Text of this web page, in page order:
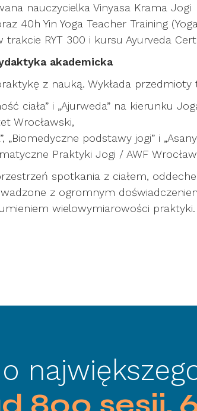
nauczycielka Vinyasa Krama Jogi
40h Yin Yoga Teacher Training
trakcie RYT 300 i kursu Ayurveda
akademicka
z nauką. Wykłada przedmioty
ciała” i „Ajurweda” na kierunku
Wrocławski,
„Biomedyczne podstawy jogi” i
Praktyki Jogi / AWF
spotkania z ciałem,
z ogromnym
wielowymiarowości praktyki.